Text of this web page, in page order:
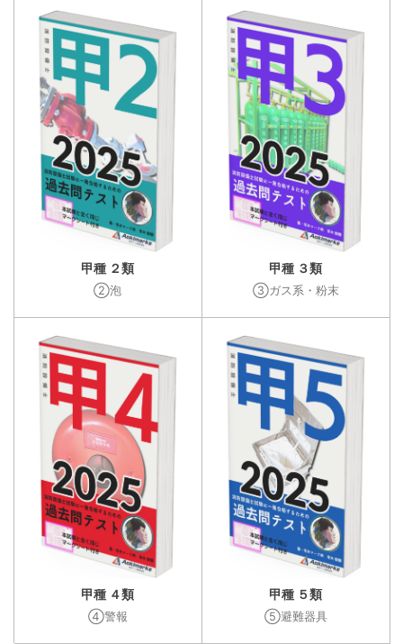
甲種 ２類
②泡
甲種 ３類
③ガス系・粉末
甲種 ４類
④警報
甲種 ５類
⑤避難器具